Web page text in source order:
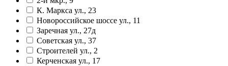
К. Маркса ул., 23
Новороссийское шоссе ул., 11
Заречная ул., 27д
Советская ул., 37
Строителей ул., 2
Керченская ул., 17